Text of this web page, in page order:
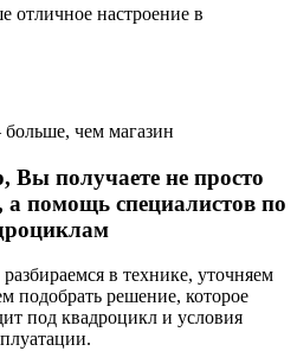
отличное настроение в
чем магазин
Вы получаете не просто
а помощь специалистов по
в технике, уточняем
подобрать решение, которое
под квадроцикл и условия